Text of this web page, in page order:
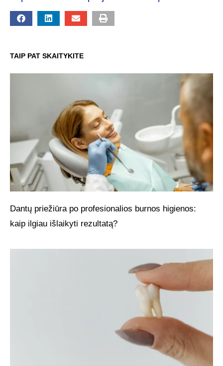
TAIP PAT SKAITYKITE
Dantų priežiūra po profesionalios burnos higienos:
kaip ilgiau išlaikyti rezultatą?